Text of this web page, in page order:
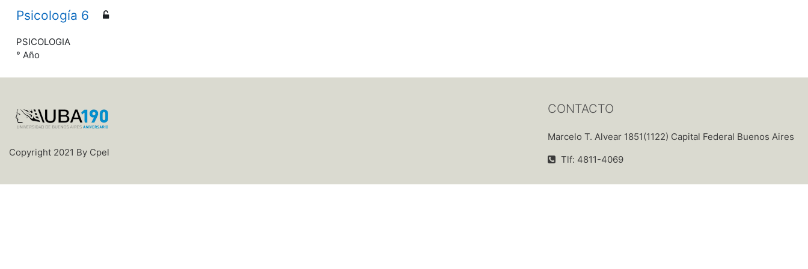
Psicología 6
PSICOLOGIA
° Año
Copyright 2021 By Cpel
CONTACTO
Marcelo T. Alvear 1851(1122) Capital Federal Buenos Aires
Tlf: 4811-4069